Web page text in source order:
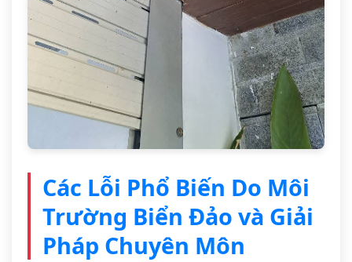
Các Lỗi Phổ Biến Do Môi
Trường Biển Đảo và Giải
Pháp Chuyên Môn